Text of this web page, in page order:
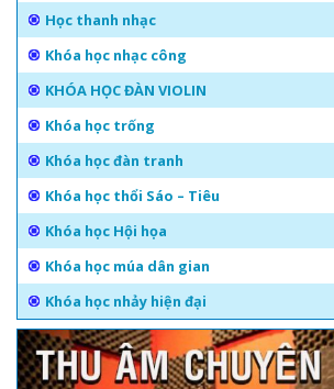
Học thanh nhạc
Khóa học nhạc công
KHÓA HỌC ĐÀN VIOLIN
Khóa học trống
Khóa học đàn tranh
Khóa học thổi Sáo – Tiêu
Khóa học Hội họa
Khóa học múa dân gian
Khóa học nhảy hiện đại